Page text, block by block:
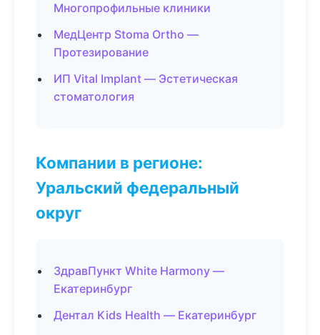
Многопрофильные клиники
МедЦентр Stoma Ortho —
Протезирование
ИП Vital Implant — Эстетическая
стоматология
Компании в регионе:
Уральский федеральный
округ
ЗдравПункт White Harmony —
Екатеринбург
Дентал Kids Health — Екатеринбург